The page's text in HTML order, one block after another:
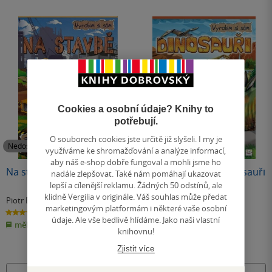
Nedostupné
Na stavbě Vyrobím si sám
Piotr Brydak
3.0
z
5
hvězdiček
měkká vazba
Nedostupné
Vyrobím si sám - Dinosauři
Piotr Brydak
2.0
z
5
hvězdiček
měkká vazba
Cookies a osobní údaje? Knihy to
potřebují.
O souborech cookies jste určitě již slyšeli. I my je
využíváme ke shromažďování a analýze informací,
aby náš e-shop dobře fungoval a mohli jsme ho
nadále zlepšovat. Také nám pomáhají ukazovat
lepší a cílenější reklamu. Žádných 50 odstínů, ale
klidně Vergilia v originále. Váš souhlas může předat
marketingovým platformám i některé vaše osobní
údaje. Ale vše bedlivě hlídáme. Jako naši vlastní
knihovnu!
Zjistit více